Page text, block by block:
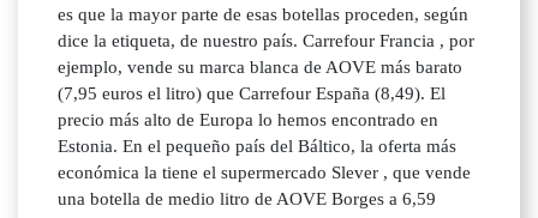
es que la mayor parte de esas botellas proceden, según
dice la etiqueta, de nuestro país. Carrefour Francia , por
ejemplo, vende su marca blanca de AOVE más barato
(7,95 euros el litro) que Carrefour España (8,49). El
precio más alto de Europa lo hemos encontrado en
Estonia. En el pequeño país del Báltico, la oferta más
económica la tiene el supermercado Slever , que vende
una botella de medio litro de AOVE Borges a 6,59